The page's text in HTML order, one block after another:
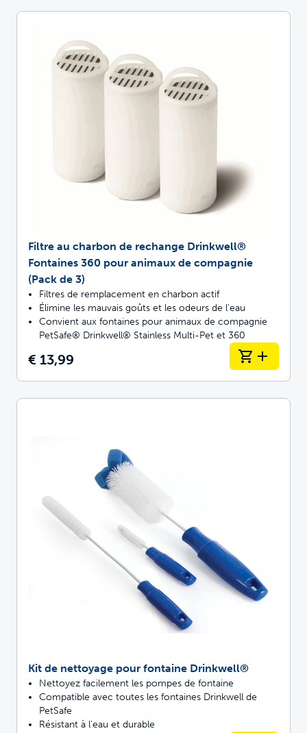
Filtre au charbon de rechange Drinkwell®
Fontaines 360 pour animaux de compagnie
(Pack de 3)
Filtres de remplacement en charbon actif
Élimine les mauvais goûts et les odeurs de l'eau
Convient aux fontaines pour animaux de compagnie
PetSafe® Drinkwell® Stainless Multi-Pet et 360
€ 13,99
Kit de nettoyage pour fontaine Drinkwell®
Nettoyez facilement les pompes de fontaine
Compatible avec toutes les fontaines Drinkwell de
PetSafe
Résistant à l'eau et durable